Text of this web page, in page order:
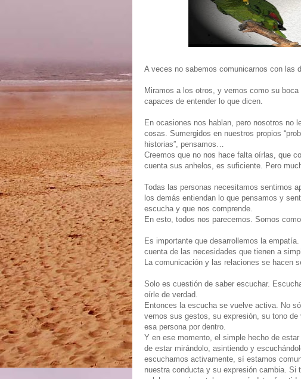
A veces no sabemos comunicarnos con las
Miramos a los otros, y vemos como su
capaces de entender lo que dicen.
En ocasiones nos hablan, pero nosotros no
cosas. Sumergidos en nuestros propios
historias”, pensamos…
Creemos que no nos hace falta oírlas, que
cuenta sus anhelos, es suficiente. Pero
Todas las personas necesitamos sentirnos
los demás entiendan lo que pensamos y
escucha y que nos comprende.
En esto, todos nos parecemos. Somos
Es importante que desarrollemos la
cuenta de las necesidades que tienen a
La comunicación y las relaciones se hacen
Solo es cuestión de saber escuchar.
oírle de verdad.
Entonces la escucha se vuelve activa. No
vemos sus gestos, su expresión, su tono
esa persona por dentro.
Y en ese momento, el simple hecho de
de estar mirándolo, asintiendo y
escuchamos activamente, sí estamos
nuestra conducta y su expresión cambia. Si